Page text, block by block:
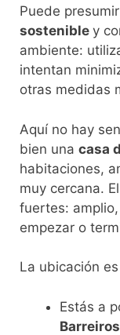
Puede
sostenible y
ambiente:
intentan
otras medidas
Aquí no hay
bien una casa
habitaciones,
muy cercana.
fuertes:
empezar o
La ubicación
Estás a
Barreiros